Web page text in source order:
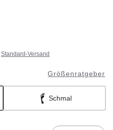
Standard-Versand
Größenratgeber
Schmal